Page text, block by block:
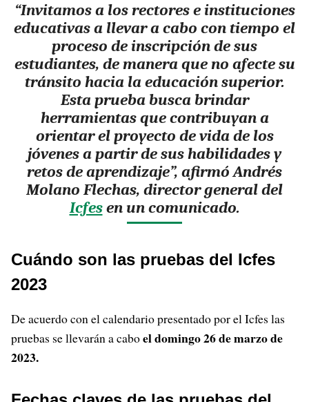
“Invitamos a los rectores e instituciones
educativas a llevar a cabo con tiempo el
proceso de inscripción de sus
estudiantes, de manera que no afecte su
tránsito hacia la educación superior.
Esta prueba busca brindar
herramientas que contribuyan a
orientar el proyecto de vida de los
jóvenes a partir de sus habilidades y
retos de aprendizaje”, afirmó Andrés
Molano Flechas, director general del
Icfesen un comunicado.
Cuándo son las pruebas del Icfes
2023
De acuerdo con el calendario presentado por el Icfes las
pruebas se llevarán a caboel domingo 26 de marzo de
2023.